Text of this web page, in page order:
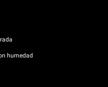
humedad